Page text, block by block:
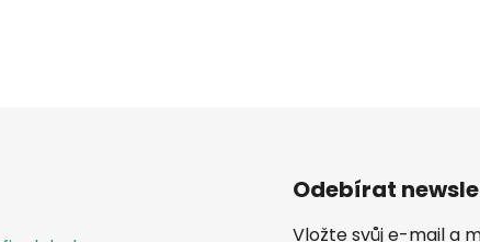
Odebírat
Vložte svůj e-mail a